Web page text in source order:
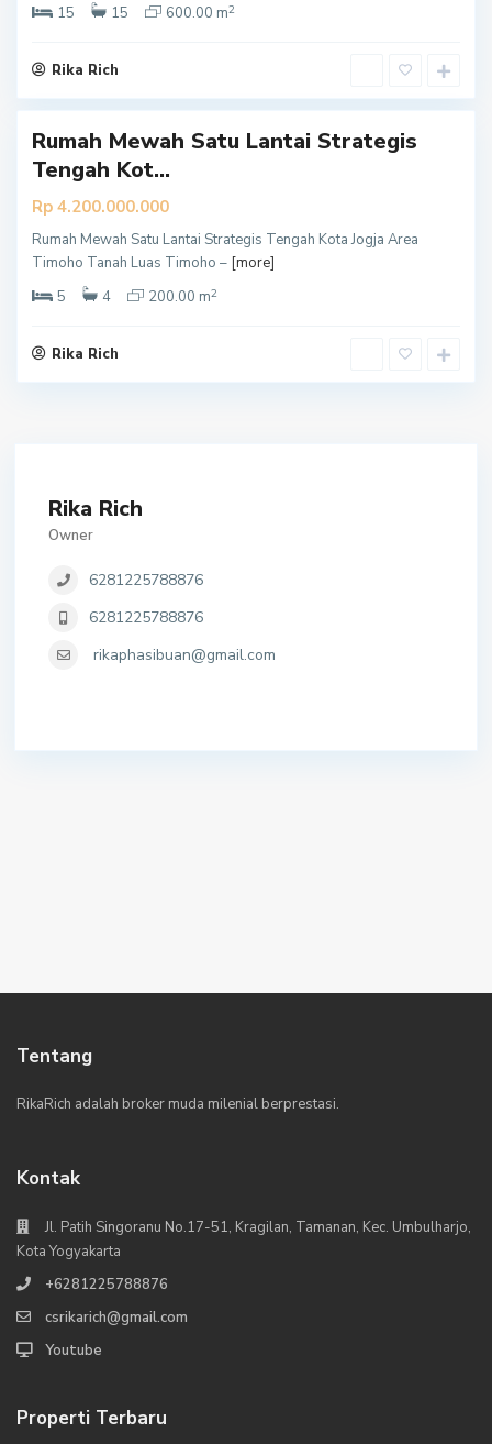
15
15 600.00 m2
Rika Rich
a
t
Rumah Mewah Satu Lantai Strategis
Tengah Kot...
Rp 4.200.000.000
Rumah Mewah Satu Lantai Strategis Tengah Kota Jogja Area
Timoho Tanah Luas Timoho – [more]
5
4 200.00 m2
Rika Rich
Rika Rich
Owner
6281225788876
6281225788876
rikaphasibuan@gmail.com
Tentang
RikaRich adalah broker muda milenial berprestasi.
Kontak
Jl. Patih Singoranu No.17-51, Kragilan, Tamanan, Kec. Umbulharjo,
Kota Yogyakarta
+6281225788876
csrikarich@gmail.com
Youtube
Properti Terbaru